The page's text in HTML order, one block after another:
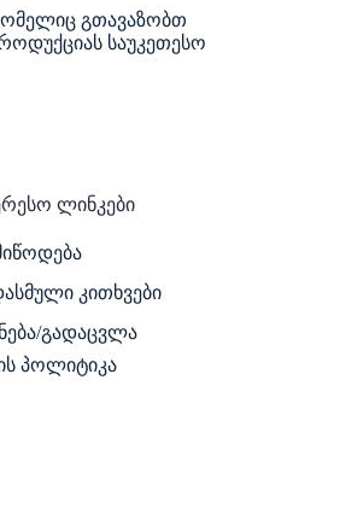
გთავაზობთ
საუკეთესო
ლინკები
კითხვები
გადაცვლა
პოლიტიკა